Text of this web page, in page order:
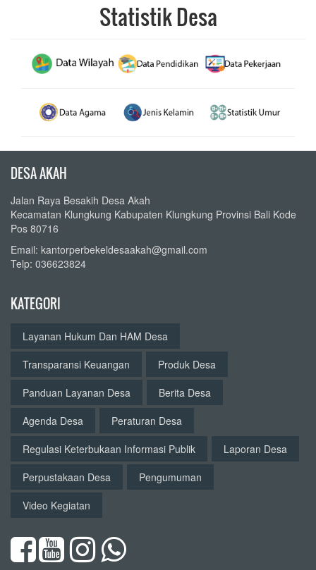
Statistik Desa
DESA AKAH
Jalan Raya Besakih Desa Akah
Kecamatan Klungkung Kabupaten Klungkung Provinsi Bali Kode
Pos 80716
Email: kantorperbekeldesaakah@gmail.com
Telp: 036623824
KATEGORI
Layanan Hukum Dan HAM Desa
Transparansi Keuangan
Produk Desa
Panduan Layanan Desa
Berita Desa
Agenda Desa
Peraturan Desa
Regulasi Keterbukaan Informasi Publik
Laporan Desa
Perpustakaan Desa
Pengumuman
Video Kegiatan